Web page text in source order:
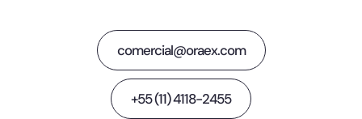
comercial@oraex.com
+55 (11) 4118-2455